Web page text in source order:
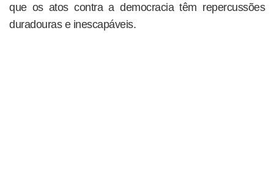
que os atos contra a democracia têm repercussões
duradouras e inescapáveis.